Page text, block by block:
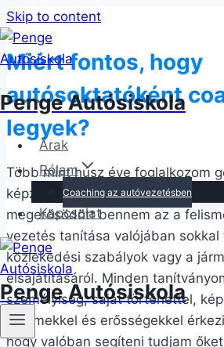
Skip to content
Penge Autósiskola
Árak
Rólam
Coaching az autóvezetésben
Kapcsolat
Penge Autósiskola
Miért fontos, hogy
autósoktatóként
legyek?
Több mint húsz éve foglalkozom
képzésével, és ez idő alatt egyre
megerősödött bennem az a
vezetés tanítása valójában
közlekedési szabályok vagy a
elsajátításáról. Minden
személyiség, saját történettel,
félelmekkel és erősségekkel
hogy valóban segíteni tudjam